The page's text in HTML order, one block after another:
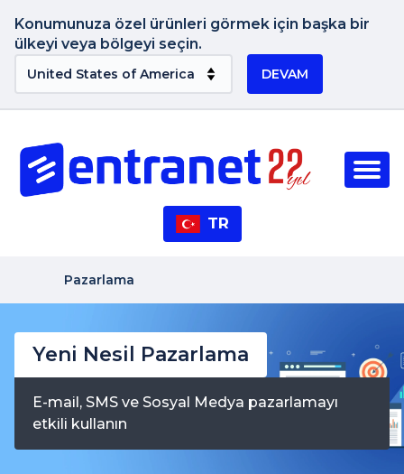
Konumunuza özel ürünleri görmek için başka bir
ülkeyi veya bölgeyi seçin.
DEVAM
TR
Pazarlama
Yeni Nesil Pazarlama
E-mail, SMS ve Sosyal Medya pazarlamayı
etkili kullanın